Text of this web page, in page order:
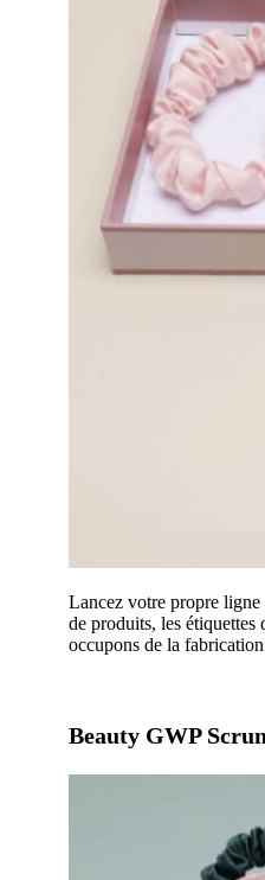
Lancez votre propre
de produits, les étiquettes
occupons de la
Beauty GWP